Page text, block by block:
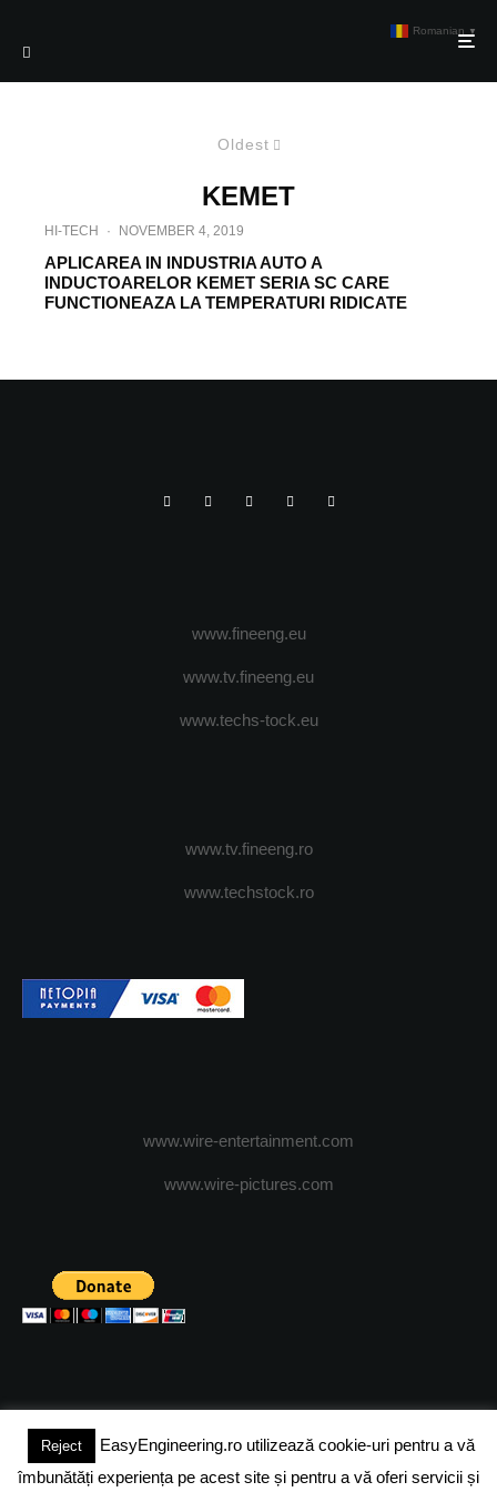
Oldest
KEMET
HI-TECH · NOVEMBER 4, 2019
APLICAREA IN INDUSTRIA AUTO A
INDUCTOARELOR KEMET SERIA SC CARE
FUNCTIONEAZA LA TEMPERATURI RIDICATE
www.fineeng.eu
www.tv.fineeng.eu
www.techs-tock.eu
www.tv.fineeng.ro
www.techstock.ro
www.wire-entertainment.com
www.wire-pictures.com
(c) 2024 - FineEngineeringMagazine. All rights reserved.
Reject
EasyEngineering.ro utilizează cookie-uri pentru a vă
îmbunătăți experiența pe acest site și pentru a vă oferi servicii și
Romanian ▼